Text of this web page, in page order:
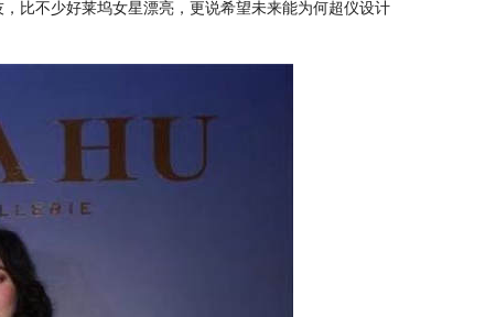
比不少好莱坞女星漂亮，更说希望未来能为何超仪设计